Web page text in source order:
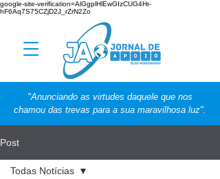
google-site-verification=AlGgplHlEwGIzCUG4Hr-
hF6Aq7S75CZjD2J_rZrN2Zo
"Anunciando as virtudes daquele que nos
chamou das trevas para a sua maravilhosa luz".
Post
Todas Notícias